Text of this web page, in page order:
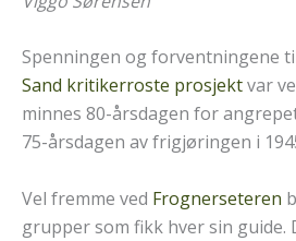
Spenningen og forventningene
Sand kritikerroste prosjektvar
minnes 80-årsdagen for
75-årsdagen av frigjøringen i
Vel fremme ved Frognerseteren
grupper som fikk hver sin guide.